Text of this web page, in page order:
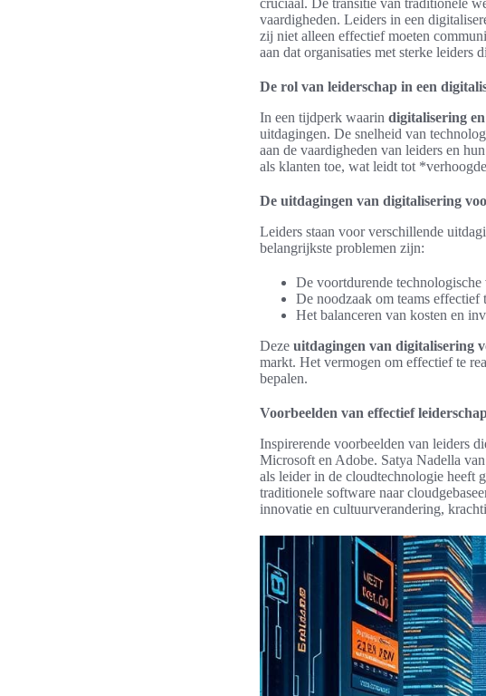
cruciaal. De transitie van traditionele
vaardigheden. Leiders in een
zij niet alleen effectief moeten
aan dat organisaties met sterke leiders
De rol van leiderschap in een
In een tijdperk waarin digitalisering
uitdagingen. De snelheid van
aan de vaardigheden van leiders en
als klanten toe, wat leidt tot
De uitdagingen van digitalisering
Leiders staan voor verschillende
belangrijkste problemen zijn:
De voortdurende technologische
De noodzaak om teams effectief
Het balanceren van kosten en
Deze uitdagingen van digitalisering
markt. Het vermogen om effectief te
bepalen.
Voorbeelden van effectief
Inspirerende voorbeelden van leiders
Microsoft en Adobe. Satya Nadella
als leider in de cloudtechnologie heeft
traditionele software naar
innovatie en cultuurverandering,